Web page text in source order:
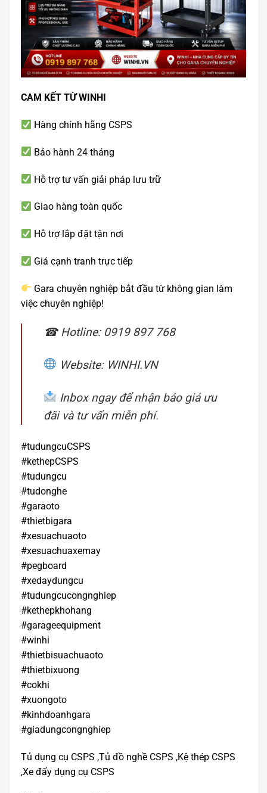
CAM KẾT TỪ WINHI
Hàng chính hãng CSPS
Bảo hành 24 tháng
Hỗ trợ tư vấn giải pháp lưu trữ
Giao hàng toàn quốc
Hỗ trợ lắp đặt tận nơi
Giá cạnh tranh trực tiếp
Gara chuyên nghiệp bắt đầu từ không gian làm
việc chuyên nghiệp!
☎ Hotline: 0919 897 768
Website: WINHI.VN
Inbox ngay để nhận báo giá ưu
đãi và tư vấn miễn phí.
#tudungcuCSPS
#kethepCSPS
#tudungcu
#tudonghe
#garaoto
#thietbigara
#xesuachuaoto
#xesuachuaxemay
#pegboard
#xedaydungcu
#tudungcucongnghiep
#kethepkhohang
#garageequipment
#winhi
#thietbisuachuaoto
#thietbixuong
#cokhi
#xuongoto
#kinhdoanhgara
#giadungcongnghiep
Tủ dụng cụ CSPS ,Tủ đồ nghề CSPS ,Kệ thép CSPS
,Xe đẩy dụng cụ CSPS